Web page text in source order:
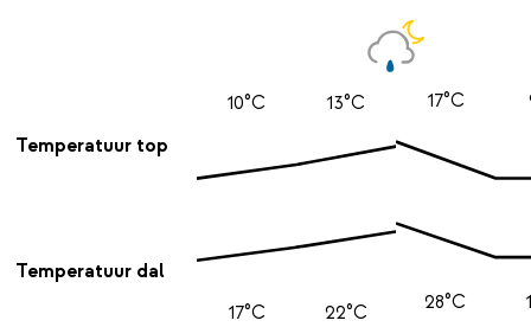
Temperatuur top
Temperatuur dal
10°C
17°C
13°C
22°C
17°C
28°C